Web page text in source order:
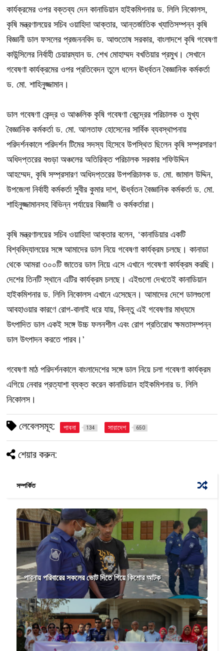
কার্যক্রমের ওপর বক্তব্য দেন কানাডিয়ান হাইকমিশনার ড. লিলি নিকোলস,
কৃষি মন্ত্রণালয়ের সচিব ওয়াহিদা আক্তার, আন্তর্জাতিক খ্যাতিসম্পন্ন কৃষি
বিজ্ঞানী ডাল ফসলের প্রজননবিদ ড. আশুতোষ সরকার, বাংলাদশে কৃষি গবেষণা
কাউন্সিলের নির্বাহী চেয়ারম্যান ড. শেখ মোহাম্মদ বখতিয়ার প্রমুখ। সেখানে
গবেষণা কার্যক্রমের ওপর প্রতিবেদন তুলে ধলেন ঊর্ধ্বতন বৈজ্ঞানিক কর্মকর্তা
ড. মো. শাহিনুজ্জামান।
ডাল গবেষণা কেন্দ্র ও আঞ্চলিক কৃষি গবেষণা কেন্দ্রের পরিচালক ও মুখ্য
বৈজ্ঞানিক কর্মকর্তা ড. মো. আলতাফ হোসেনের সার্বিক ব্যবস্থাপনায়
পরিদর্শনকালে পরিদর্শন টিমের সদস্য হিসেবে উপস্থিত ছিলেন কৃষি সম্প্রসারণ
অধিদপ্তরের বগুড়া অঞ্চলের অতিরিক্ত পরিচালক সরকার শফিউদ্দিন
আহম্মেদ, কৃষি সম্প্রসারণ অধিদপ্তরের উপপরিচালক ড. মো. জামাল উদ্দিন,
উপজেলা নির্বাহী কর্মকর্তা সুবীর কুমার দাশ, ঊর্ধ্বতন বৈজ্ঞানিক কর্মকর্তা ড. মো.
শাহিনুজ্জামানসহ বিভিন্ন পর্যায়ের বিজ্ঞানী ও কর্মকর্তারা।
কৃষি মন্ত্রণালয়ের সচিব ওয়াহিদা আক্তার বলেন, ‘কানাডিয়ার একটি
বিশ্ববিদ্যালয়ের সঙ্গে আমাদের ডাল নিয়ে গবেষণা কার্যক্রম চলছে। কানাডা
থেকে আমরা ৩০০টি জাতের ডাল নিয়ে এসে এখানে গবেষণা কার্যক্রম করছি।
দেশের তিনটি স্থানে এটির কার্যক্রম চলছে। এইগুলো দেখতেই কানাডিয়ান
হাইকমিশনার ড. লিলি নিকোলস এখানে এসেছেন। আমাদের দেশে ডালগুলো
আবহাওয়ার কারণে রোগ-বালাই ধরে যায়, কিন্তু এই গবেষণার মাধ্যমে
উৎপাদিত ডাল একই সঙ্গে উচ্চ ফলনশীল এবং রোগ প্রতিরোধ ক্ষমতাসম্পন্ন
ডাল উৎপাদন করতে পারব।’
গবেষণা মাঠ পরিদর্শনকালে বাংলাদেশের সঙ্গে ডাল নিয়ে চলা গবেষণা কার্যক্রম
এগিয়ে নেবার প্রত্যাশা ব্যক্ত করেন কানাডিয়ান হাইকমিশনার ড. লিলি
নিকোলস।
লেবেলসমূহ: পাবনা 134 সারাদেশ 650
শেয়ার করুন:
সম্পর্কিত
পাবনায় পরিবারের সকলের ভোট দিতে গিয়ে কিশোর আটক